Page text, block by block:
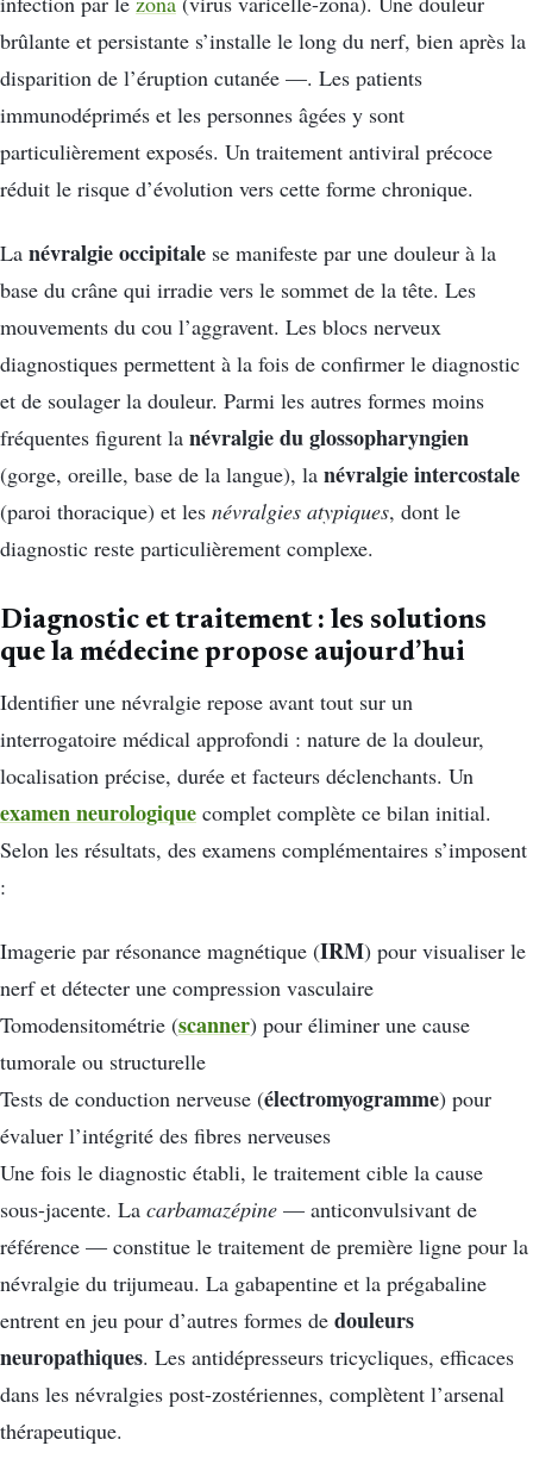
brûlante et persistante s’installe le long du nerf, bien après la
disparition de l’éruption cutanée —. Les patients
immunodéprimés et les personnes âgées y sont
particulièrement exposés. Un traitement antiviral précoce
réduit le risque d’évolution vers cette forme chronique.
La névralgie occipitale se manifeste par une douleur à la
base du crâne qui irradie vers le sommet de la tête. Les
mouvements du cou l’aggravent. Les blocs nerveux
diagnostiques permettent à la fois de confirmer le diagnostic
et de soulager la douleur. Parmi les autres formes moins
fréquentes figurent la névralgie du glossopharyngien
(gorge, oreille, base de la langue), la névralgie intercostale
(paroi thoracique) et les névralgies atypiques, dont le
diagnostic reste particulièrement complexe.
Diagnostic et traitement : les solutions
que la médecine propose aujourd’hui
Identifier une névralgie repose avant tout sur un
interrogatoire médical approfondi : nature de la douleur,
localisation précise, durée et facteurs déclenchants. Un
examen neurologique complet complète ce bilan initial.
Selon les résultats, des examens complémentaires s’imposent
:
Imagerie par résonance magnétique (IRM) pour visualiser le
nerf et détecter une compression vasculaire
Tomodensitométrie (scanner) pour éliminer une cause
tumorale ou structurelle
Tests de conduction nerveuse (électromyogramme) pour
évaluer l’intégrité des fibres nerveuses
Une fois le diagnostic établi, le traitement cible la cause
sous-jacente. La carbamazépine — anticonvulsivant de
référence — constitue le traitement de première ligne pour la
névralgie du trijumeau. La gabapentine et la prégabaline
entrent en jeu pour d’autres formes de douleurs
neuropathiques. Les antidépresseurs tricycliques, efficaces
dans les névralgies post-zostériennes, complètent l’arsenal
thérapeutique.